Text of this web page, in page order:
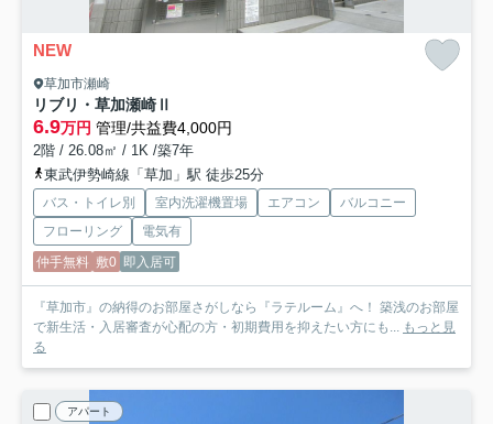
NEW
草加市瀬崎
リブリ・草加瀬崎Ⅱ
6.9万円 管理/共益費4,000円
2階 / 26.08㎡ / 1K /築7年
東武伊勢崎線「草加」駅 徒歩25分
バス・トイレ別 室内洗濯機置場 エアコン
バルコニー
フローリング
電気有
仲手無料 敷0 即入居可
『草加市』の納得のお部屋さがしなら『ラテルーム』へ！ 築浅のお部屋
で新生活・入居審査が心配の方・初期費用を抑えたい方にも... もっと見
る
アパート